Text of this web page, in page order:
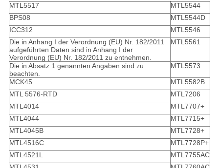
MTL5517
MTL5544
BPS08
MTL5544D
ICC312
MTL5546
Die in Anhang I der Verordnung (EU) Nr. 182/2011
aufgeführten Daten sind in Anhang I der
Verordnung (EU) Nr. 182/2011 zu entnehmen.
MTL5561
Die in Absatz 1 genannten Angaben sind zu
beachten.
MTL5573
MCK45
MTL5582B
MTL 5576-RTD
MTL7206
MTL4014
MTL7707+
MTL4044
MTL7715+
MTL4045B
MTL7728+
MTL4516C
MTL7728P+
MTL4521L
MTL7755AC